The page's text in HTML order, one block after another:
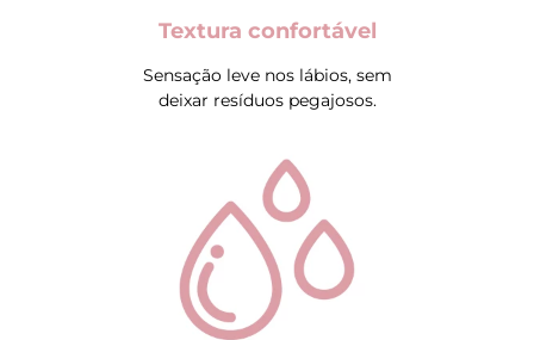
Textura confortável
Sensação leve nos lábios, sem
deixar resíduos pegajosos.